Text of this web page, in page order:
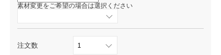
素材変更をご希望の場合は選択ください
注文数